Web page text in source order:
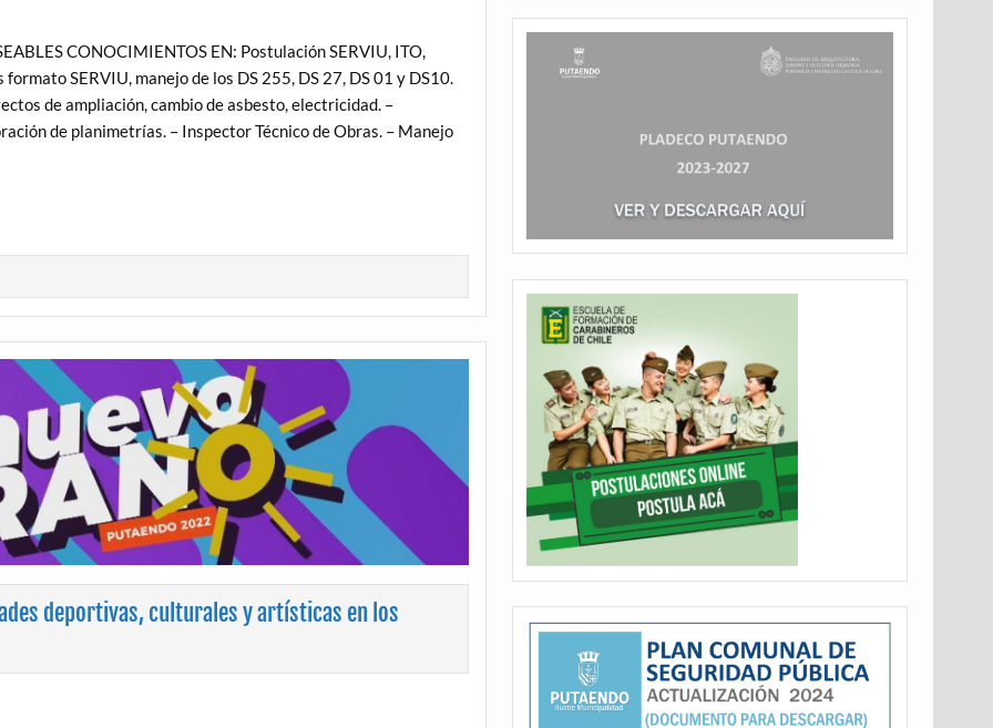
CONOCIMIENTOS EN: Postulación SERVIU, ITO,
SERVIU, manejo de los DS 255, DS 27, DS 01 y DS10.
de ampliación, cambio de asbesto, electricidad. –
de planimetrías. – Inspector Técnico de Obras. – Manejo
deportivas, culturales y artísticas en los